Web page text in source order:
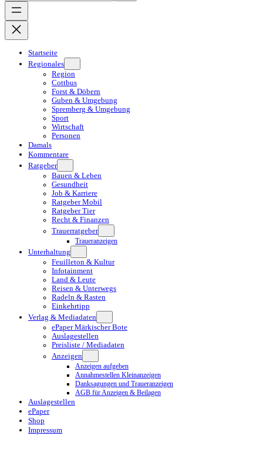
Startseite
Regionales
Region
Cottbus
Forst & Döbern
Guben & Umgebung
Spremberg & Umgebung
Sport
Wirtschaft
Personen
Damals
Kommentare
Ratgeber
Bauen & Leben
Gesundheit
Job & Karriere
Ratgeber Mobil
Ratgeber Tier
Recht & Finanzen
Trauerratgeber
Traueranzeigen
Unterhaltung
Feuilleton & Kultur
Infotainment
Land & Leute
Reisen & Unterwegs
Radeln & Rasten
Einkehrtipp
Verlag & Mediadaten
ePaper Märkischer Bote
Auslagestellen
Preisliste / Mediadaten
Anzeigen
Anzeigen aufgeben
Annahmestellen Kleinanzeigen
Danksagungen und Traueranzeigen
AGB für Anzeigen & Beilagen
Auslagestellen
ePaper
Shop
Impressum